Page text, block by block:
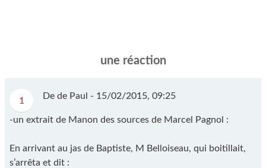
une réaction
1 De de Paul - 15/02/2015, 09:25
-un extrait de Manon des sources de Marcel Pagnol :
En arrivant au jas de Baptiste, M Belloiseau, qui boitillait,
s’arrêta et dit :